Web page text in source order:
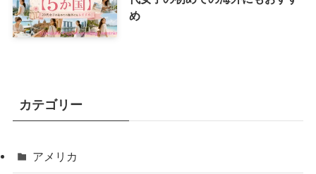
め
カテゴリー
アメリカ